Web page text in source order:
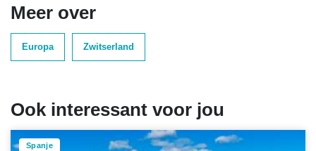
Meer over
Europa Zwitserland
Ook interessant voor jou
Spanje